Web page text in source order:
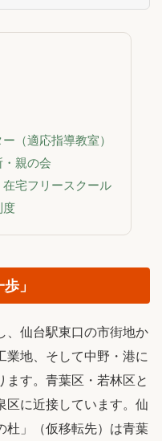
（適応指導教室）
親の会
宅フリースクール
度
」
、仙台駅東口の市街地か
業地、そして中野・港に
す。青葉区・若林区と
区に近接しています。仙
杜」（仮移転先）は青葉